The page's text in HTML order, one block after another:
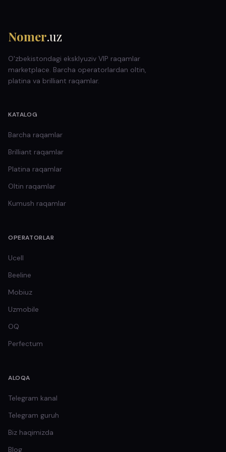
Nomer.uz
O'zbekistondagi eksklyuziv VIP raqamlar
marketplace. Barcha operatorlardan oltin,
platina va brilliant raqamlar.
KATALOG
Barcha raqamlar
Brilliant raqamlar
Platina raqamlar
Oltin raqamlar
Kumush raqamlar
OPERATORLAR
Ucell
Beeline
Mobiuz
Uzmobile
OQ
Perfectum
ALOQA
Telegram kanal
Telegram guruh
Biz haqimizda
Blog